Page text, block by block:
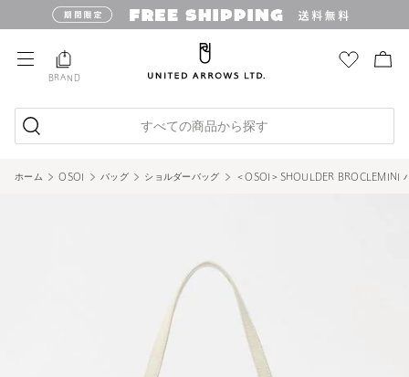
BRAND
すべての商品から探す
ホーム OSOI バッグ ショルダーバッグ ＜OSOI＞SHOULDER BROCLEMINI